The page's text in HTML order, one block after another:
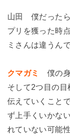
山田僕だった
プリを獲った時
ミさんは違うん
クマガミ 僕の
そして2つ目の
伝えていくこと
ず上手くいかな
れていない可能